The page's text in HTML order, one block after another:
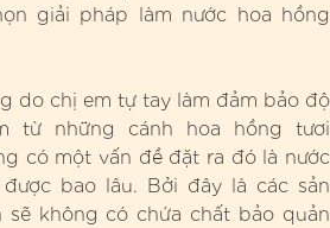
giải pháp làm nước hoa hồng
do chị em tự tay làm đảm bảo độ
từ những cánh hoa hồng tươi
có một vấn đề đặt ra đó là nước
bao lâu. Bởi đây là các sản
sẽ không có chứa chất bảo quản